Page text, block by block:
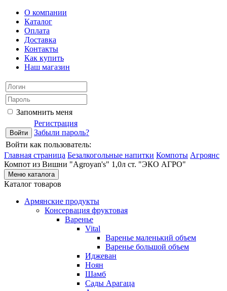
О компании
Каталог
Оплата
Доставка
Контакты
Как купить
Наш магазин
Запомнить меня
Регистрация
Забыли пароль?
Войти как пользователь:
Главная страница Безалкогольные напитки Компоты Агроянс
Компот из Вишни "Agroyan's" 1,0л ст. "ЭКО АГРО"
Меню каталога
Каталог товаров
Армянские продукты
Консервация фруктовая
Варенье
Vital
Варенье маленький объем
Варенье большой объем
Иджеван
Ноян
Шамб
Сады Арагаца